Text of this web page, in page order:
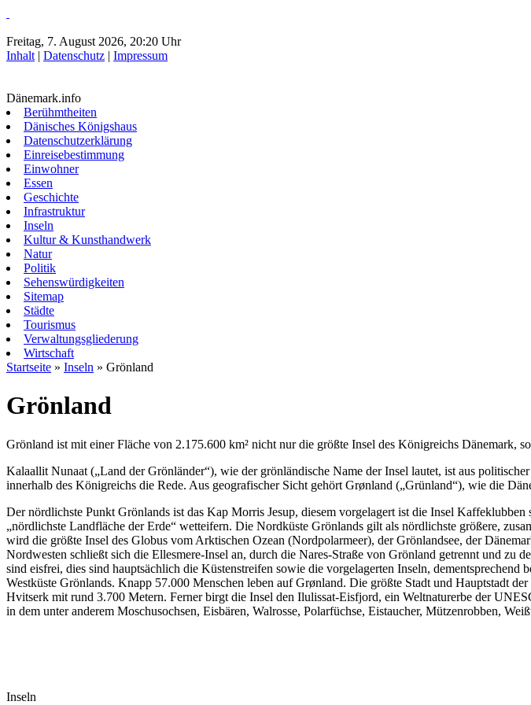
Freitag, 7. August 2026, 20:20 Uhr
Inhalt | Datenschutz | Impressum
Dänemark.info
Berühmtheiten
Dänisches Königshaus
Datenschutzerklärung
Einreisebestimmung
Einwohner
Essen
Geschichte
Infrastruktur
Inseln
Kultur & Kunsthandwerk
Natur
Politik
Sehenswürdigkeiten
Sitemap
Städte
Tourismus
Verwaltungsgliederung
Wirtschaft
Startseite » Inseln » Grönland
Grönland
Grönland ist mit einer Fläche von 2.175.600 km² nicht nur die größte Insel des Königreichs Dänemark,
Kalaallit Nunaat („Land der Grönländer“), wie der grönländische Name der Insel lautet, ist aus
innerhalb des Königreichs die Rede. Aus geografischer Sicht gehört Grønland („Grünland“), wie die
Der nördlichste Punkt Grönlands ist das Kap Morris Jesup, diesem vorgelagert ist die Insel
„nördlichste Landfläche der Erde“ wetteifern. Die Nordküste Grönlands gilt als nördlichste größere,
wird die größte Insel des Globus vom Arktischen Ozean (Nordpolarmeer), der Grönlandsee, der
Nordwesten schließt sich die Ellesmere-Insel an, durch die Nares-Straße von Grönland getrennt und
sind eisfrei, dies sind hauptsächlich die Küstenstreifen sowie die vorgelagerten Inseln,
Westküste Grönlands. Knapp 57.000 Menschen leben auf Grønland. Die größte Stadt und Hauptstadt
Hvitserk mit rund 3.700 Metern. Ferner birgt die Insel den Ilulissat-Eisfjord, ein Weltnaturerbe der
in dem unter anderem Moschusochsen, Eisbären, Walrosse, Polarfüchse, Eistaucher, Mützenrobben,
Inseln